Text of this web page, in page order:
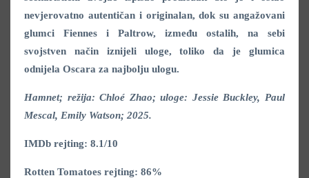
nevjerovatno autentičan i originalan, dok su angažovani
glumci Fiennes i Paltrow, između ostalih, na sebi
svojstven način iznijeli uloge, toliko da je glumica
odnijela Oscara za najbolju ulogu.
Hamnet; režija: Chloé Zhao; uloge: Jessie Buckley, Paul
Mescal, Emily Watson; 2025.
IMDb rejting: 8.1/10
Rotten Tomatoes rejting: 86%